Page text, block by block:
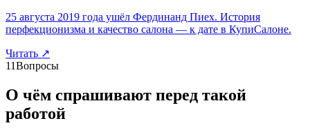
25 августа 2019 года ушёл Фердинанд Пиех. История
перфекционизма и качество салона — к дате в КупиСалоне.
Читать ↗
11Вопросы
О чём спрашивают перед такой
работой